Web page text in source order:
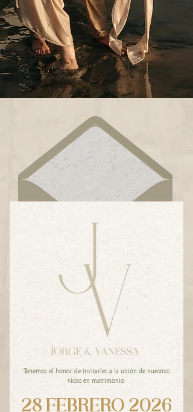
Tenemos el honor de invitarles a la unión de nuestras
vidas en matrimonio.
28 FEBRERO 2026